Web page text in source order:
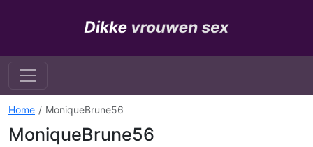
Home MoniqueBrune56
MoniqueBrune56